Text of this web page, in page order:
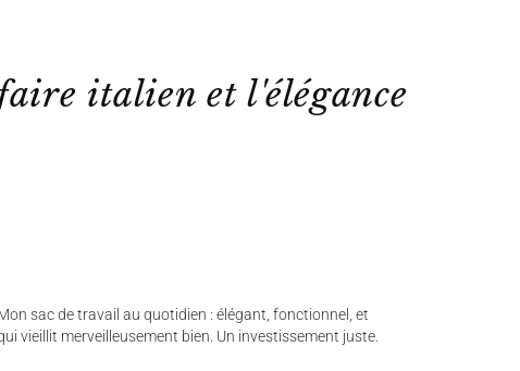
italien et l'élégance
sac de travail au quotidien : élégant, fonctionnel, et
vieillit merveilleusement bien. Un investissement juste.